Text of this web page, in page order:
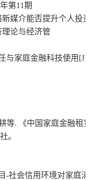
第11期
媒介能否提升个人投资
论与经济管
与家庭金融科技使用[J].
等.
《中国家庭金融租
。
-社会信用环境对家庭消